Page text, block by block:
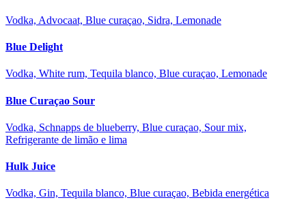
Vodka, Advocaat, Blue curaçao, Sidra, Lemonade
Blue Delight
Vodka, White rum, Tequila blanco, Blue curaçao, Lemonade
Blue Curaçao Sour
Vodka, Schnapps de blueberry, Blue curaçao, Sour mix,
Refrigerante de limão e lima
Hulk Juice
Vodka, Gin, Tequila blanco, Blue curaçao, Bebida energética